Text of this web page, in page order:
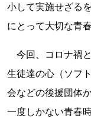
小して実施せざる
にとって大切な青
今回、コロナ禍
生徒達の心（ソフ
会などの後援団体
一度しかない青春